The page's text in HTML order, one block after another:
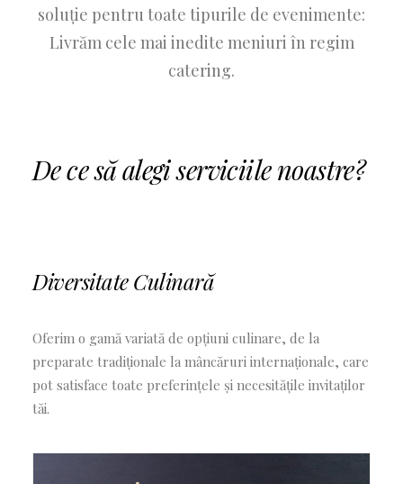
soluție pentru toate tipurile de evenimente:
Livrăm cele mai inedite meniuri în regim
catering.
De ce să alegi serviciile noastre?
Diversitate Culinară
Oferim o gamă variată de opțiuni culinare, de la
preparate tradiționale la mâncăruri internaționale, care
pot satisface toate preferințele și necesitățile invitaților
tăi.